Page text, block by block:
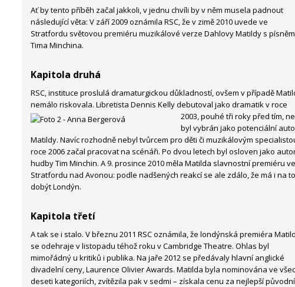
Ať by tento příběh začal jakkoli, v jednu chvíli by v něm musela padnout
následující věta: V září 2009 oznámila RSC, že v zimě 2010 uvede ve
Stratfordu světovou premiéru muzikálové verze Dahlovy Matildy s
Tima Minchina.
Kapitola druhá
RSC, instituce proslulá dramaturgickou důkladností, ovšem v případě
nemálo riskovala. Libretista Dennis Kelly debutoval jako dramatik v roce
2003, pouhé tři roky před tím,
byl vybrán jako potenciální
Matildy. Navíc rozhodně nebyl tvůrcem pro děti či muzikálovým
roce 2006 začal pracovat na scénáři. Po dvou letech byl osloven jako
hudby Tim Minchin. A 9. prosince 2010 měla Matilda slavnostní premiéru ve
Stratfordu nad Avonou: podle nadšených reakcí se ale zdálo, že má i na to
dobýt Londýn.
Kapitola třetí
A tak se i stalo. V březnu 2011 RSC oznámila, že londýnská premiéra
se odehraje v listopadu téhož roku v Cambridge Theatre. Ohlas byl
mimořádný u kritiků i publika. Na jaře 2012 se předávaly hlavní anglické
divadelní ceny, Laurence Olivier Awards. Matilda byla nominována ve
deseti kategoriích, zvítězila pak v sedmi – získala cenu za nejlepší původní